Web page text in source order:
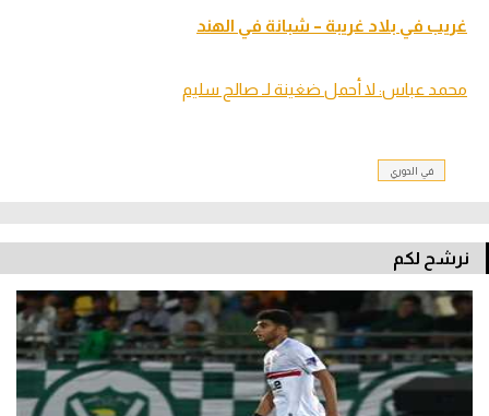
غريب في بلاد غريبة – شبانة في الهند
محمد عباس: لا أحمل ضغينة لـ صالح سليم
في الدوري
نرشح لكم